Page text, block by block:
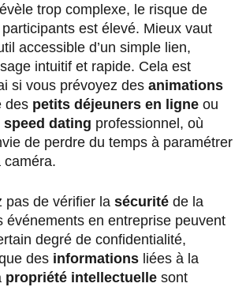
trop complexe, le risque de
est élevé. Mieux vaut
accessible d’un simple lien,
intuitif et rapide. Cela est
si vous prévoyez des animations
des petits déjeuners en ligne ou
speed dating professionnel, où
de perdre du temps à paramétrer
caméra.
pas de vérifier la sécurité de la
événements en entreprise peuvent
degré de confidentialité,
des informations liées à la
propriété intellectuelle sont